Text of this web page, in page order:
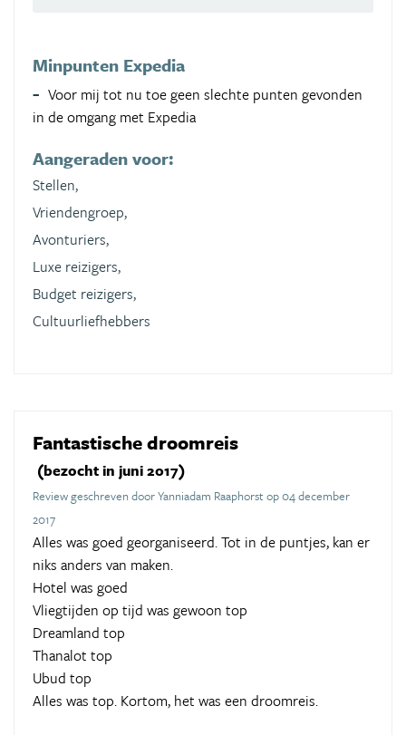
Minpunten Expedia
Voor mij tot nu toe geen slechte punten gevonden
in de omgang met Expedia
Aangeraden voor:
Stellen,
Vriendengroep,
Avonturiers,
Luxe reizigers,
Budget reizigers,
Cultuurliefhebbers
Fantastische droomreis
(bezocht in juni 2017)
Review geschreven door Yanniadam Raaphorst op 04 december
2017
Alles was goed georganiseerd. Tot in de puntjes, kan er
niks anders van maken.
Hotel was goed
Vliegtijden op tijd was gewoon top
Dreamland top
Thanalot top
Ubud top
Alles was top. Kortom, het was een droomreis.